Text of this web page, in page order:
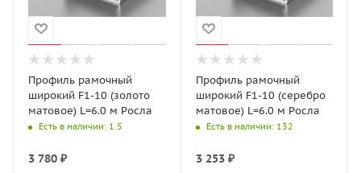
Профиль рамочный
широкий F1-10 (золото
матовое) L=6.0 м Росла
Есть в наличии: 1.5
3 780 ₽
Профиль рамочный
широкий F1-10 (серебро
матовое) L=6.0 м Росла
Есть в наличии: 132
3 253₽